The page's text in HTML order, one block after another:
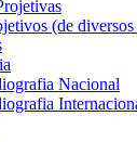
(de diversos
Nacional